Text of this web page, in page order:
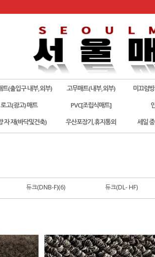
트(출입구 내부,외부) 고무매트(내부,외부) 미끄럼
로고(광고) 매트 PVC[조립식매트]
자 재(바닥및건축) 우산포장기,휴지통외 세일
듀크(DNB-F)(6) 듀크(DL- HF)